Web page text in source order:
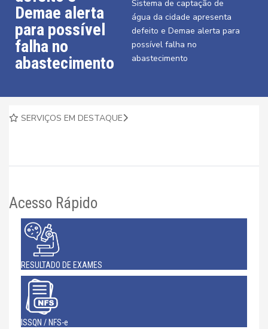
Demae alerta
para possível
falha no
abastecimento
Sistema de captação de
água da cidade apresenta
defeito e Demae alerta para
possível falha no
abastecimento
SERVIÇOS EM DESTAQUE
Acesso Rápido
RESULTADO DE EXAMES
ISSQN / NFS-e